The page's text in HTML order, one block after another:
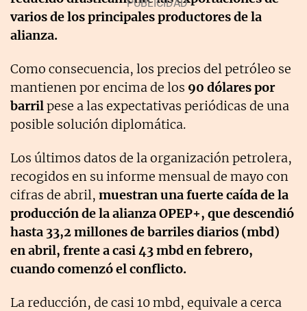
varios de los principales productores de la
alianza.
Como consecuencia, los precios del petróleo se
mantienen por encima de los 90 dólares por
barrilpese a las expectativas periódicas de una
posible solución diplomática.
Los últimos datos de la organización petrolera,
recogidos en su informe mensual de mayo con
cifras de abril, muestran una fuerte caída de la
producción de la alianza OPEP+, que descendió
hasta 33,2 millones de barriles diarios (mbd)
en abril, frente a casi 43 mbd en febrero,
cuando comenzó el conflicto.
La reducción, de casi 10 mbd, equivale a cerca